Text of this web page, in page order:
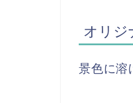
オリジ
景色に